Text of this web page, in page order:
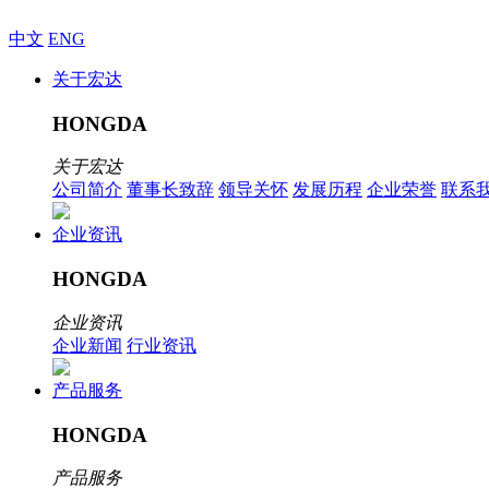
中文 ENG
关于宏达
HONGDA
关于宏达
公司简介 董事长致辞 领导关怀 发展历程 企业荣誉 联系
企业资讯
HONGDA
企业资讯
企业新闻 行业资讯
产品服务
HONGDA
产品服务